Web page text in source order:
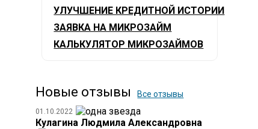
УЛУЧШЕНИЕ КРЕДИТНОЙ ИСТОРИИ
ЗАЯВКА НА МИКРОЗАЙМ
КАЛЬКУЛЯТОР МИКРОЗАЙМОВ
Новые отзывы Все отзывы
01.10.2022
Кулагина Людмила Александровна